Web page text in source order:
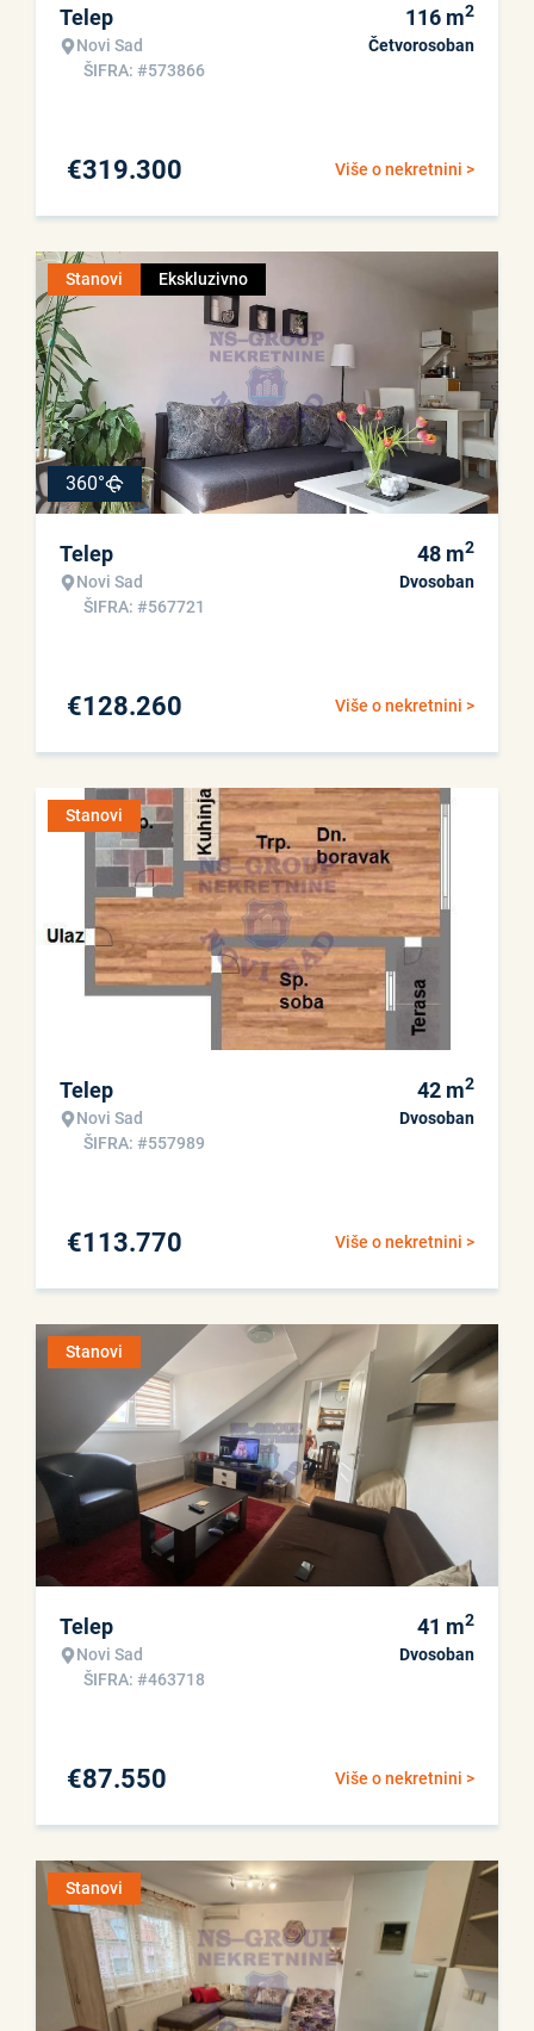
Telep
Novi Sad
ŠIFRA: #573866
116 m2
Četvorosoban
Više o nekretnini >
€319.300
Stanovi Ekskluzivno
360°
Telep
Novi Sad
ŠIFRA: #567721
48 m2
Dvosoban
Više o nekretnini >
€128.260
Stanovi
Telep
Novi Sad
ŠIFRA: #557989
42 m2
Dvosoban
Više o nekretnini >
€113.770
Stanovi
Telep
Novi Sad
ŠIFRA: #463718
41 m2
Dvosoban
Više o nekretnini >
€87.550
Stanovi